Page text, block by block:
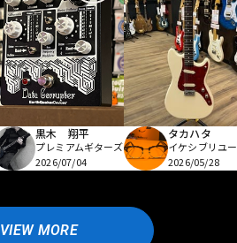
黒木 翔平
プレミアムギターズ
2026/07/04
タカハタ
イケシブリユ
2026/05/28
VIEW MORE